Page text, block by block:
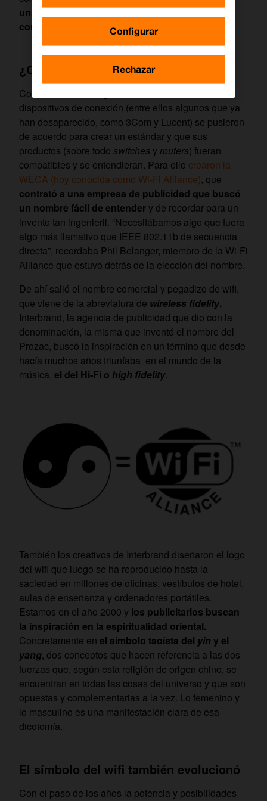
una apuesta que ni siquiera las tenía todas
consigo para triunfar.
¿Qué es el wifi?
Con el cambio de siglo, varios fabricantes de
dispositivos de conexión (entre ellos algunos que ya
han desaparecido, como 3Com y Lucent) se pusieron
de acuerdo para crear un estándar y que sus
productos (sobre todo switches y routers) fueran
compatibles y se entendieran. Para ello crearon la
WECA (hoy conocida como Wi-Fi Alliance), que
contrató a una empresa de publicidad que buscó
un nombre fácil de entender y de recordar para un
invento tan ingenieril. “Necesitábamos algo que fuera
algo más llamativo que IEEE 802.11b de secuencia
directa”, recordaba Phil Belanger, miembro de la Wi-Fi
Alliance que estuvo detrás de la elección del nombre.
De ahí salió el nombre comercial y pegadizo de wifi,
que viene de la abreviatura de wireless fidelity.
Interbrand, la agencia de publicidad que dio con la
denominación, la misma que inventó el nombre del
Prozac, buscó la inspiración en un término que desde
hacía muchos años triunfaba en el mundo de la
música, el del Hi-Fi o high fidelity.
También los creativos de Interbrand diseñaron el logo
del wifi que luego se ha reproducido hasta la
saciedad en millones de oficinas, vestíbulos de hotel,
aulas de enseñanza y ordenadores portátiles.
Estamos en el año 2000 y los publicitarios buscan
la inspiración en la espiritualidad oriental.
Concretamente en el símbolo taoísta del yin y el
yang, dos conceptos que hacen referencia a las dos
fuerzas que, según esta religión de origen chino, se
encuentran en todas las cosas del universo y que son
opuestas y complementarias a la vez. Lo femenino y
lo masculino es una manifestación clara de esa
dicotomía.
El símbolo del wifi también evolucionó
Con el paso de los años la potencia y posibilidades
Configurar
Rechazar